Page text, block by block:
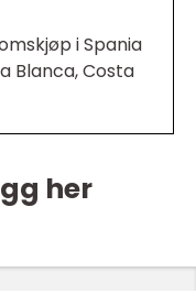
i Spania
Blanca, Costa
her